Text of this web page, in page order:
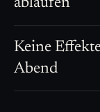
Keine
Abend